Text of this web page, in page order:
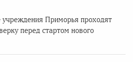
учреждения Приморья проходят
перед стартом нового